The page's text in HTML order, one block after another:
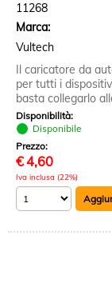
11268
Marca:
Vultech
Il caricatore da
per tutti i
basta collegarlo
Disponibilità:
Disponibile
Prezzo:
€4,60
Iva inclusa (22%)